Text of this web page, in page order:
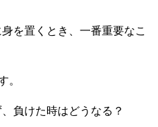
を置くとき、一番重要なこ
。
負けた時はどうなる？